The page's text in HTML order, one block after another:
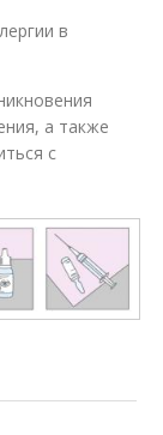
в
а также
с